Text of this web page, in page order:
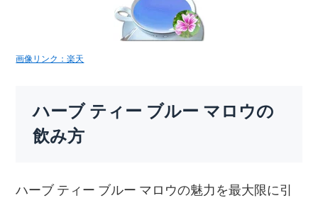
画像リンク：楽天
ハーブ ティー ブルー マロウの
飲み方
ハーブ ティー ブルー マロウの魅力を最大限に引